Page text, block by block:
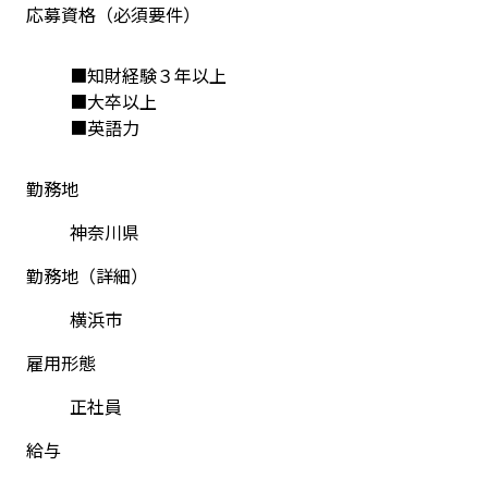
応募資格（必須要件）
■知財経験３年以上
■大卒以上
■英語力
勤務地
神奈川県
勤務地（詳細）
横浜市
雇用形態
正社員
給与